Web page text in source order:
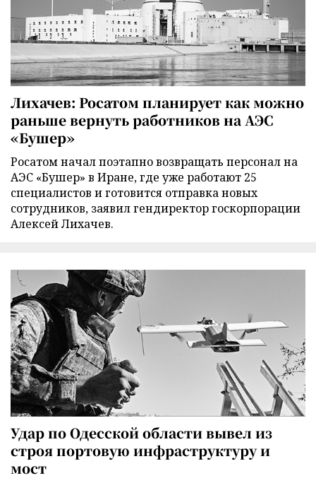
Лихачев: Росатом планирует как можно
раньше вернуть работников на АЭС
«Бушер»
Росатом начал поэтапно возвращать персонал на
АЭС «Бушер» в Иране, где уже работают 25
специалистов и готовится отправка новых
сотрудников, заявил гендиректор госкорпорации
Алексей Лихачев.
Удар по Одесской области вывел из
строя портовую инфраструктуру и
мост